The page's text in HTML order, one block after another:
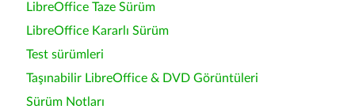
LibreOffice Taze Sürüm
LibreOffice Kararlı Sürüm
Test sürümleri
Taşınabilir LibreOffice & DVD Görüntüleri
Sürüm Notları